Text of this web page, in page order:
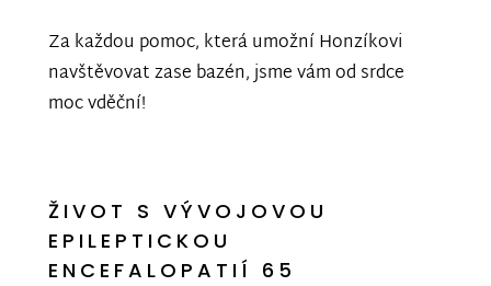
Za každou pomoc, která umožní Honzíkovi
navštěvovat zase bazén, jsme vám od srdce
moc vděční!
ŽIVOT S VÝVOJOVOU
EPILEPTICKOU
ENCEFALOPATIÍ 65